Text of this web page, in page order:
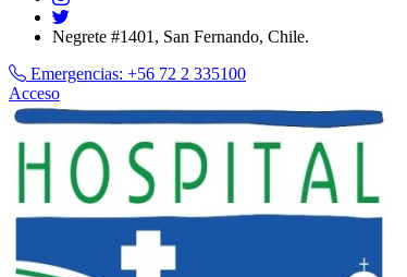
Negrete #1401, San Fernando, Chile.
Emergencias: +56 72 2 335100
Acceso